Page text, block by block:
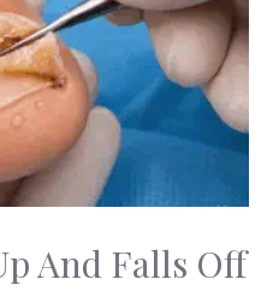
And Falls Off